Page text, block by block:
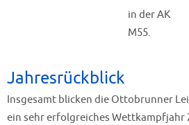
in der AK
M55.
Jahresrückblick
Insgesamt blicken die Ottobrunner
ein sehr erfolgreiches Wettkampfjahr